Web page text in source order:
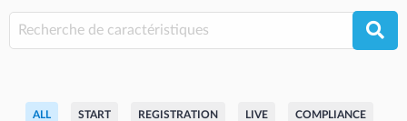
ALL START REGISTRATION LIVE COMPLIANCE